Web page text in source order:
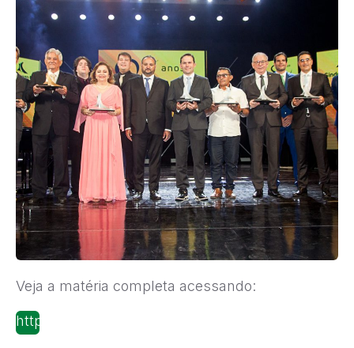
Veja a matéria completa acessando:
https://publicoa.com.br/publicoa-